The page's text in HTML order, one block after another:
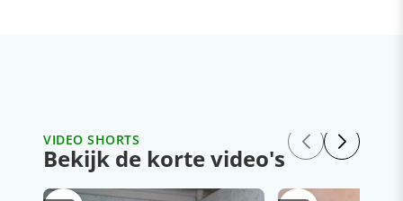
VIDEO SHORTS
Bekijk de korte video's